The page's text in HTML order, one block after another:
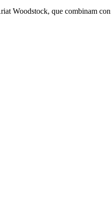
Woodstock, que combinam